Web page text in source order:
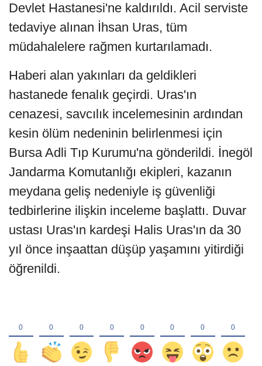
Devlet Hastanesi'ne kaldırıldı. Acil serviste
tedaviye alınan İhsan Uras, tüm
müdahalelere rağmen kurtarılamadı.
Haberi alan yakınları da geldikleri
hastanede fenalık geçirdi. Uras'ın
cenazesi, savcılık incelemesinin ardından
kesin ölüm nedeninin belirlenmesi için
Bursa Adli Tıp Kurumu'na gönderildi. İnegöl
Jandarma Komutanlığı ekipleri, kazanın
meydana geliş nedeniyle iş güvenliği
tedbirlerine ilişkin inceleme başlattı. Duvar
ustası Uras'ın kardeşi Halis Uras'ın da 30
yıl önce inşaattan düşüp yaşamını yitirdiği
öğrenildi.